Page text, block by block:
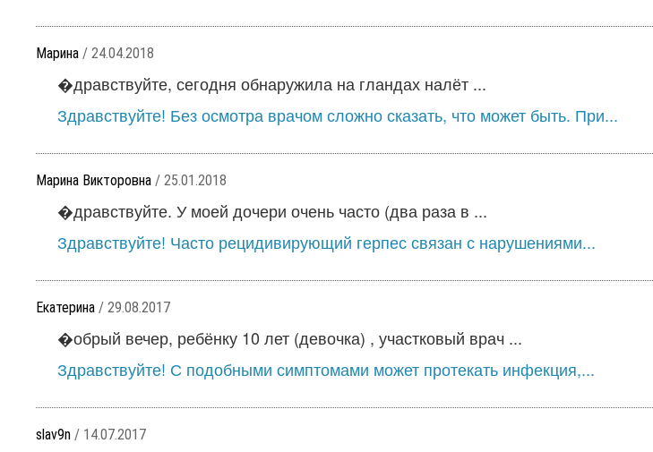
Марина / 24.04.2018
�дравствуйте, сегодня обнаружила на гландах налёт ...
Здравствуйте! Без осмотра врачом сложно сказать, что может быть. При...
Марина Викторовна / 25.01.2018
�дравствуйте. У моей дочери очень часто (два раза в ...
Здравствуйте! Часто рецидивирующий герпес связан с нарушениями...
Екатерина / 29.08.2017
�обрый вечер, ребёнку 10 лет (девочка) , участковый врач ...
Здравствуйте! С подобными симптомами может протекать инфекция,...
slav9n / 14.07.2017